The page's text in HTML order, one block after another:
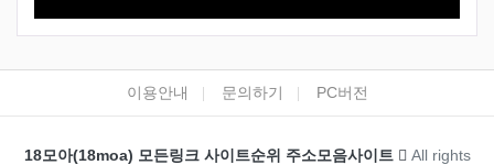
하단 네비이용안내 문의하기 PC버전
카피라이트
18모아(18moa) 모든링크 사이트순위 주소모음사이트 All rights